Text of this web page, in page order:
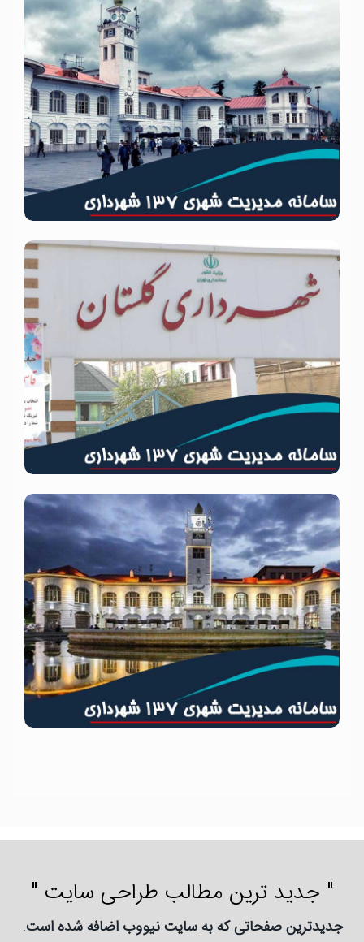
" جدید ترین مطالب طراحی سایت "
جدیدترین صفحاتی که به سایت نیووب اضافه شده است.